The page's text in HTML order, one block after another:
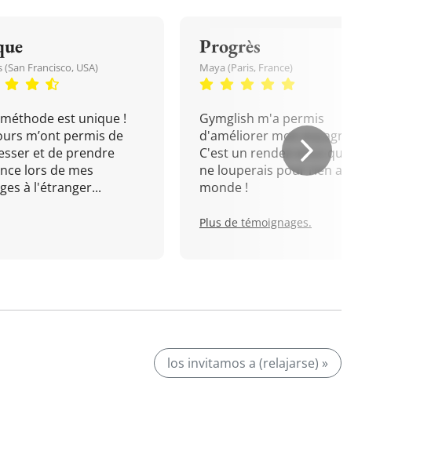
(San Francisco, USA)
est unique !
m’ont permis de
et de prendre
lors de mes
à l'étranger...
Progrès
Maya (Paris, France)
Gymglish m'a permis
d'améliorer mon espagnol.
C'est un rendez-vous que je
ne louperais pour rien au
monde !
Plus de témoignages.
los invitamos a (relajarse) »